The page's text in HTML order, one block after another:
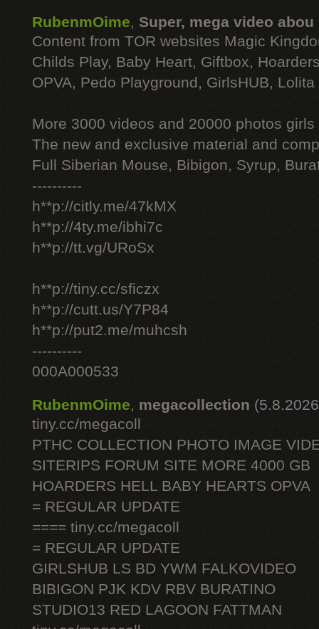
RubenmOime, Super, mega video abou
Content from TOR websites Magic
Childs Play, Baby Heart, Giftbox,
OPVA, Pedo Playground, GirlsHUB, Lolita
More 3000 videos and 20000 photos
The new and exclusive material and
Full Siberian Mouse, Bibigon, Syrup,
----------
h**p://citly.me/47kMX
h**p://4ty.me/ibhi7c
h**p://tt.vg/URoSx
h**p://tiny.cc/sficzx
h**p://cutt.us/Y7P84
h**p://put2.me/muhcsh
----------
000A000533
RubenmOime, megacollection
tiny.cc/megacoll
PTHC COLLECTION PHOTO IMAGE
SITERIPS FORUM SITE MORE 4000 GB
HOARDERS HELL BABY HEARTS OPVA
= REGULAR UPDATE
==== tiny.cc/megacoll
= REGULAR UPDATE
GIRLSHUB LS BD YWM FALKOVIDEO
BIBIGON PJK KDV RBV BURATINO
STUDIO13 RED LAGOON FATTMAN